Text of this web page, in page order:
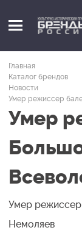
Главная
Каталог брендов
Новости
Умер режиссер
Умер
Умер
Немоляев